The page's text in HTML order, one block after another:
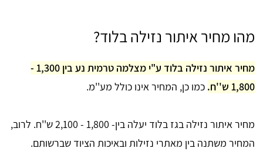
מהו מחיר איתור נזילה בלוד?
מחיר איתור נזילה בלוד ע"י מצלמה טרמית נע בין 1,300 -
1,800 ש''ח.
כמו כן, המחיר אינו כולל מע''מ.
מחיר איתור נזילה בגז בלוד יעלה בין- 1,800 - 2,100 ש''ח. לרוב,
המחיר משתנה בין מאתרי נזילות ובאיכות הציוד שברשותם.